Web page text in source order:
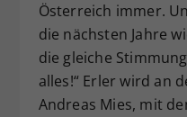
Österreich immer.
die nächsten Jahre
die gleiche
alles!“ Erler wird an
Andreas Mies, mit